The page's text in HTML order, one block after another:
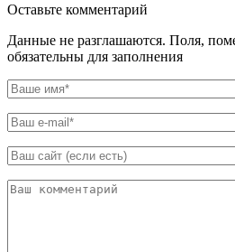
Оставьте комментарий
Данные не разглашаются. Поля,
обязательны для заполнения